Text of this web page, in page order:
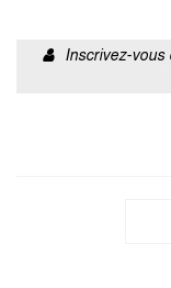
Inscrivez-vous